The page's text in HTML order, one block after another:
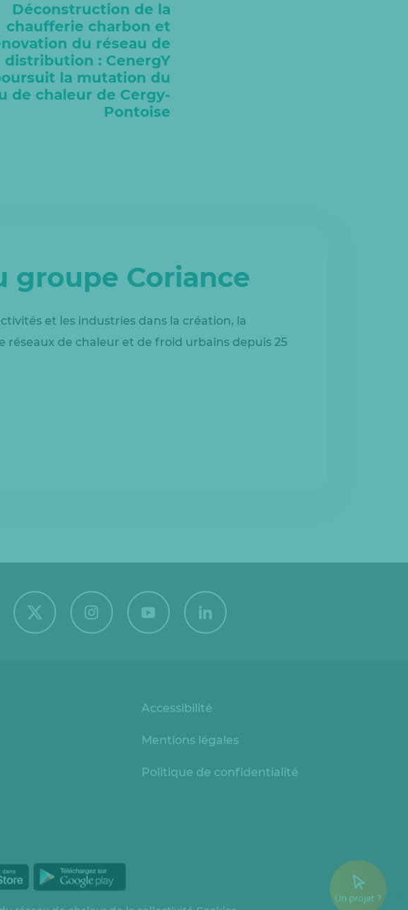
Déconstruction de la
chaufferie charbon et
du réseau de
distribution : CenergY
la mutation du
de chaleur de Cergy-
Pontoise
groupe Coriance
et les industries dans la création, la
réseaux de chaleur et de froid urbains depuis 25
Accessibilité
Mentions légales
Politique de confidentialité
Un projet ?